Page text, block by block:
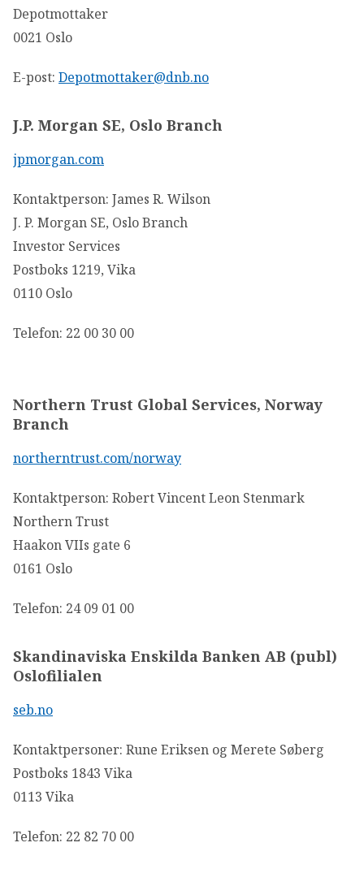
Depotmottaker
0021 Oslo
E-post: Depotmottaker@dnb.no
J.P. Morgan SE, Oslo Branch
jpmorgan.com
Kontaktperson: James R. Wilson
J. P. Morgan SE, Oslo Branch
Investor Services
Postboks 1219, Vika
0110 Oslo
Telefon: 22 00 30 00
Northern Trust Global Services, Norway
Branch
northerntrust.com/norway
Kontaktperson: Robert Vincent Leon Stenmark
Northern Trust
Haakon VIIs gate 6
0161 Oslo
Telefon: 24 09 01 00
Skandinaviska Enskilda Banken AB (publ)
Oslofilialen
seb.no
Kontaktpersoner: Rune Eriksen og Merete Søberg
Postboks 1843 Vika
0113 Vika
Telefon: 22 82 70 00